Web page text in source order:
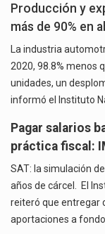
Producción y
más de 90% en
La industria
2020, 98.8% menos
unidades, un
informó el Instituto
Pagar salarios
práctica fiscal:
SAT: la simulación
años de cárcel. El
reiteró que entregar
aportaciones a